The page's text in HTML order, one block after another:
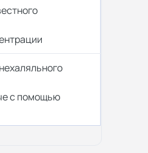
с помощью